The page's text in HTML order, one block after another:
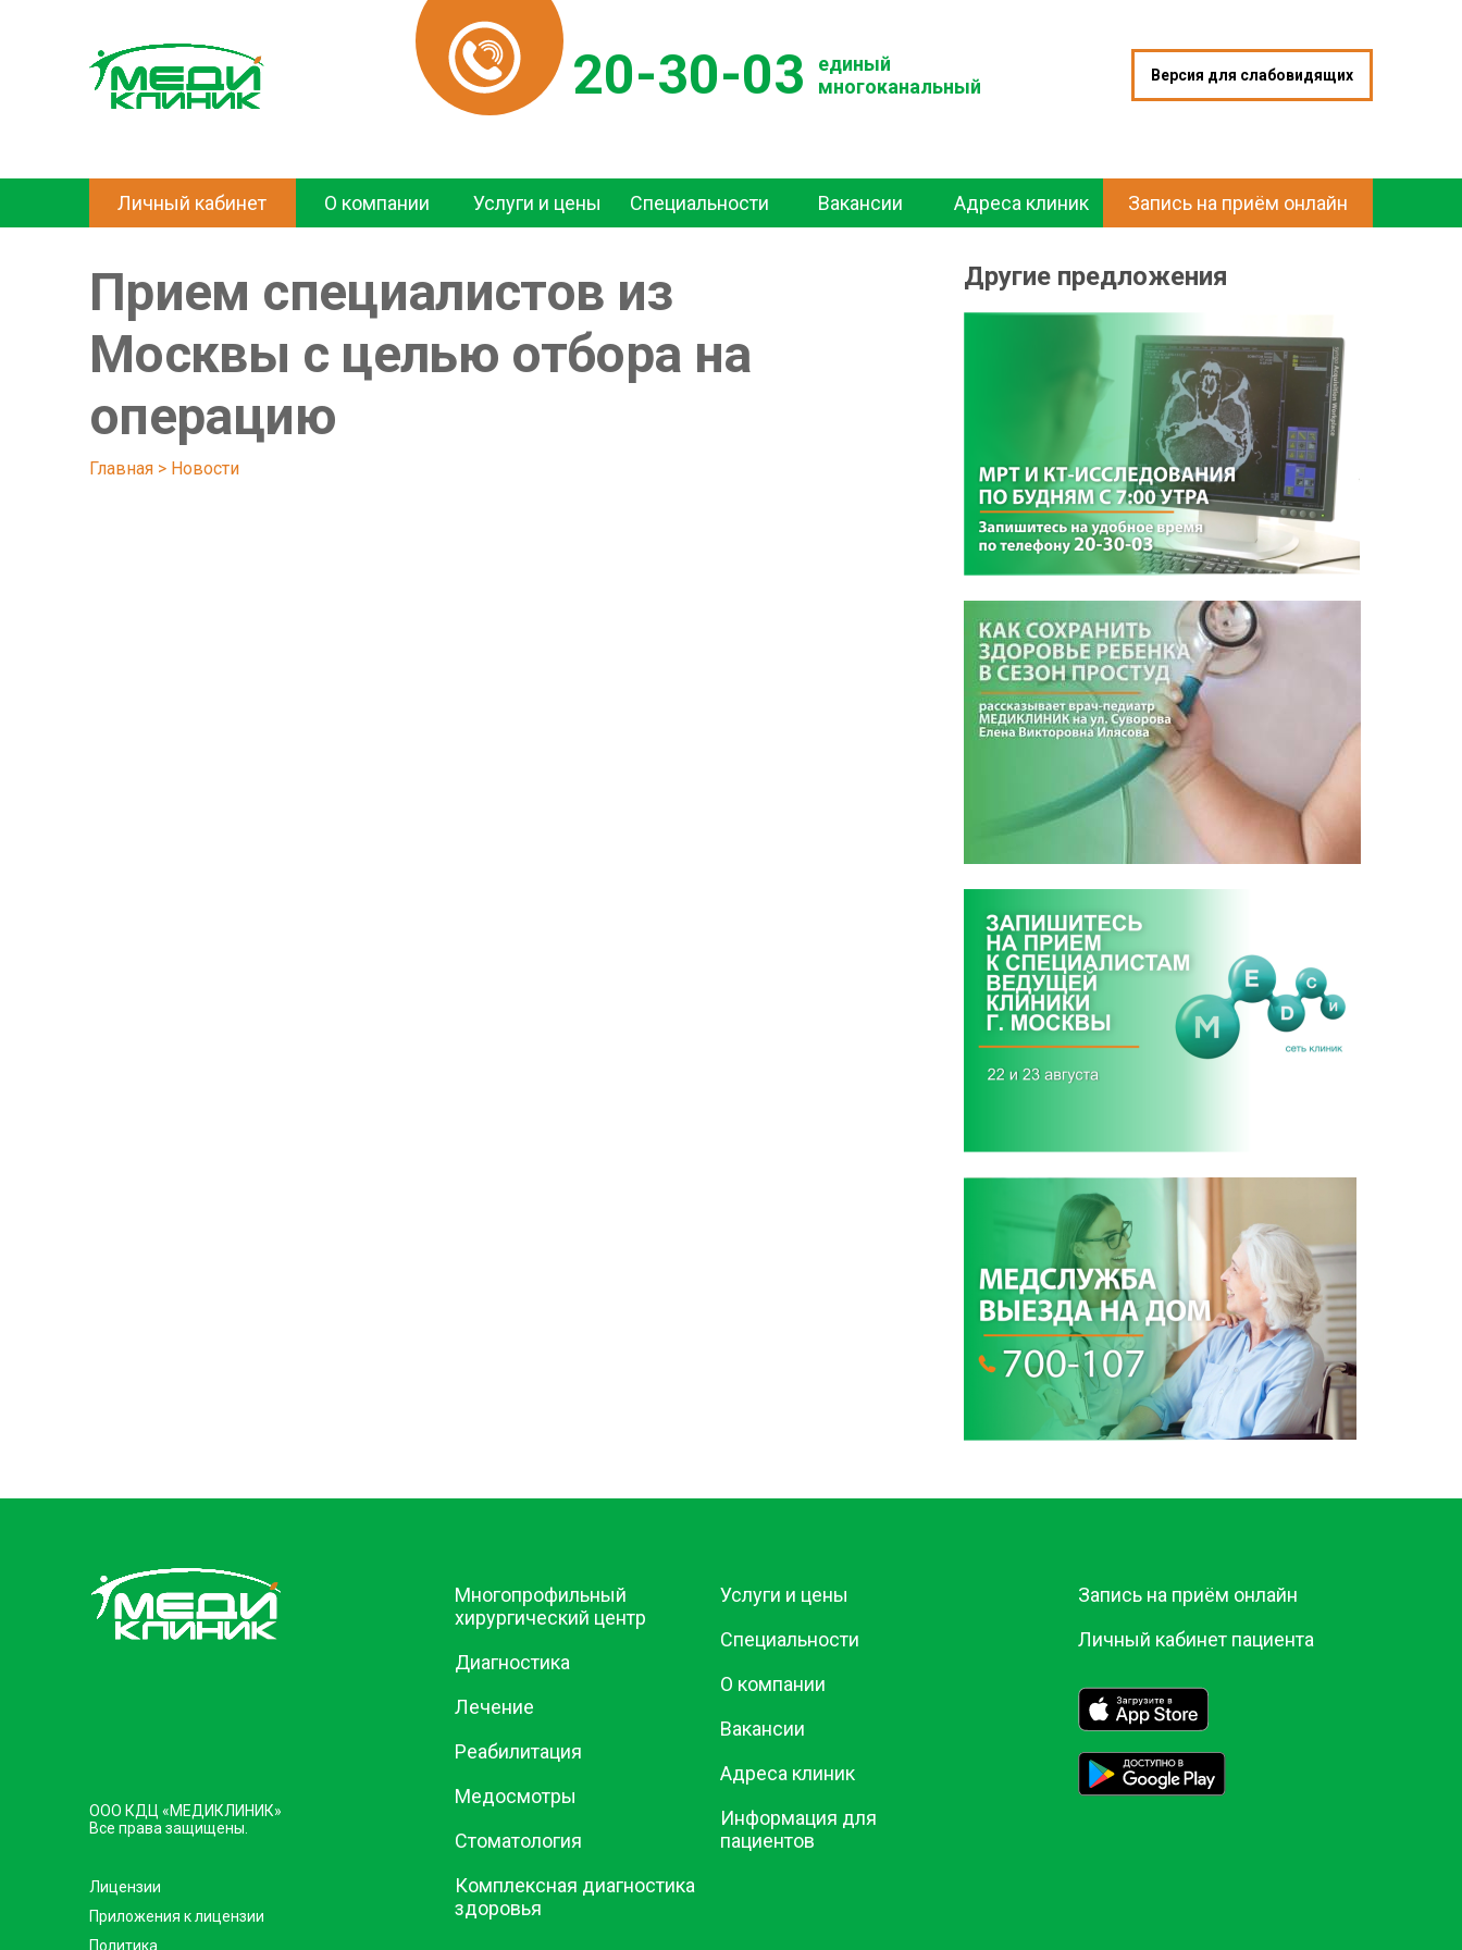
20-30-03
единый
многоканальный
Версия для слабовидящих
Личный кабинет О компании Услуги и цены Специальности Вакансии Адреса клиник Запись на приём онлайн
Прием специалистов из
Москвы с целью отбора на
операцию
Главная > Новости
Другие предложения
ООО КДЦ «МЕДИКЛИНИК»
Все права защищены.
Лицензии
Приложения к лицензии
Политика
Многопрофильный
хирургический центр
Диагностика
Лечение
Реабилитация
Медосмотры
Стоматология
Комплексная диагностика
здоровья
Услуги и цены
Специальности
О компании
Вакансии
Адреса клиник
Информация для
пациентов
Запись на приём онлайн
Личный кабинет пациента